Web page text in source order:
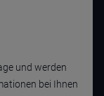
und werden
bei Ihnen